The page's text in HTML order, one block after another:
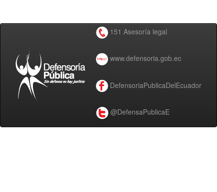
151 Asesoría legal
www.defensoria.gob.ec
DefensoriaPublicaDelEcuador
@DefensaPublicaE